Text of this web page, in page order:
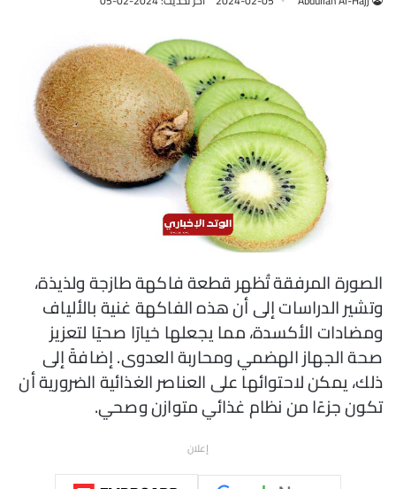
الصورة المرفقة تُظهر قطعة فاكهة طازجة ولذيذة،
وتشير الدراسات إلى أن هذه الفاكهة غنية بالألياف
ومضادات الأكسدة، مما يجعلها خيارًا صحيًا لتعزيز
صحة الجهاز الهضمي ومحاربة العدوى. إضافةً إلى
ذلك، يمكن لاحتوائها على العناصر الغذائية الضرورية أن
تكون جزءًا من نظام غذائي متوازن وصحي.
إعلان